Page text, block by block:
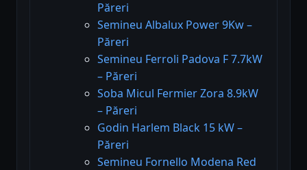
Păreri
Semineu Albalux Power 9Kw –
Păreri
Semineu Ferroli Padova F 7.7kW
– Păreri
Soba Micul Fermier Zora 8.9kW
– Păreri
Godin Harlem Black 15 kW –
Păreri
Semineu Fornello Modena Red